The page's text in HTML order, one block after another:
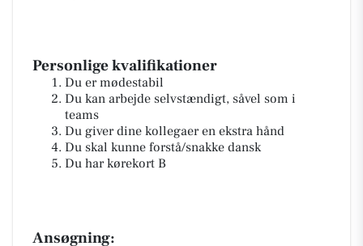
Personlige kvalifikationer
Du er mødestabil
Du kan arbejde selvstændigt, såvel som i
teams
Du giver dine kollegaer en ekstra hånd
Du skal kunne forstå/snakke dansk
Du har kørekort B
Ansøgning: